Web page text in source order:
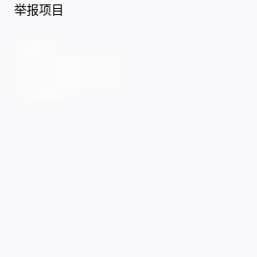
举报项目